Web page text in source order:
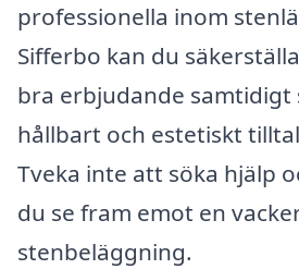
professionella inom
Sifferbo kan du
bra erbjudande samtidigt
hållbart och estetiskt
Tveka inte att söka hjälp
du se fram emot en
stenbeläggning.